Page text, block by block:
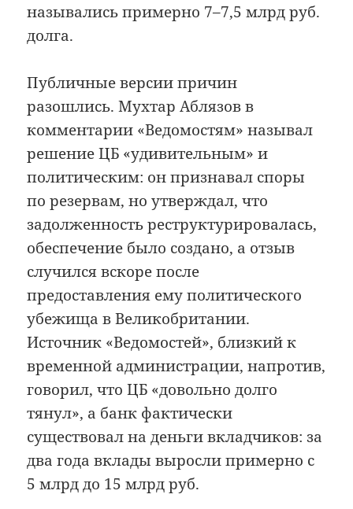
назывались примерно 7–7,5 млрд руб.
долга.
Публичные версии причин
разошлись. Мухтар Аблязов в
комментарии «Ведомостям» называл
решение ЦБ «удивительным» и
политическим: он признавал споры
по резервам, но утверждал, что
задолженность реструктурировалась,
обеспечение было создано, а отзыв
случился вскоре после
предоставления ему политического
убежища в Великобритании.
Источник «Ведомостей», близкий к
временной администрации, напротив,
говорил, что ЦБ «довольно долго
тянул», а банк фактически
существовал на деньги вкладчиков: за
два года вклады выросли примерно с
5 млрд до 15 млрд руб.